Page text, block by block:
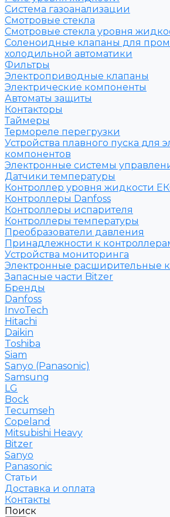
Система газоанализации
Смотровые стекла
Смотровые стекла уровня
Соленоидные клапаны для
холодильной автоматики
Фильтры
Электроприводные клапаны
Электрические компоненты
Автоматы защиты
Контакторы
Таймеры
Термореле перегрузки
Устройства плавного пуска для
компонентов
Электронные системы
Датчики температуры
Контроллер уровня жидкости
Контроллеры Danfoss
Контроллеры испарителя
Контроллеры температуры
Преобразователи давления
Принадлежности к
Устройства мониторинга
Электронные расширительные
Запасные части Bitzer
Бренды
Danfoss
InvoTech
Hitachi
Daikin
Toshiba
Siam
Sanyo (Panasonic)
Samsung
LG
Bock
Tecumseh
Copeland
Mitsubishi Heavy
Bitzer
Sanyo
Рanasonic
Статьи
Доставка и оплата
Контакты
Поиск